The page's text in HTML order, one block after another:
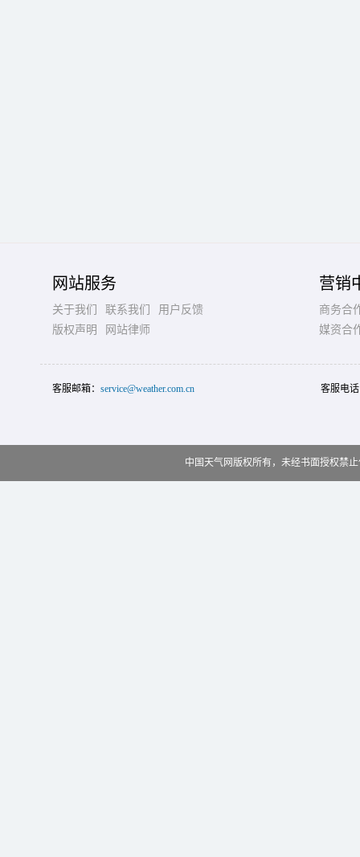
网站服务
关于我们 联系我们
用户反馈
版权声明
网站律师
营销
商务合
媒资合
客服邮箱： service@weather.com.cn 客服电
中国天气网版权所有，未经书面授权